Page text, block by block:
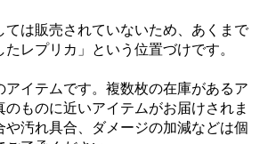
ては販売されていないため、あくまで
たレプリカ」という位置づけです。
イテムです。複数枚の在庫があるア
のものに近いアイテムがお届けされま
や汚れ具合、ダメージの加減などは個